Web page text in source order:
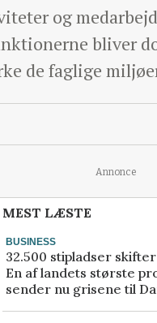
og
bliver
de faglige
Annonce
MEST LÆSTE
BUSINESS
32.500 stipladser
En af landets største
sender nu grisene til